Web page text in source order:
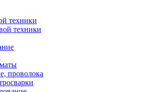
техники
техники
проволока